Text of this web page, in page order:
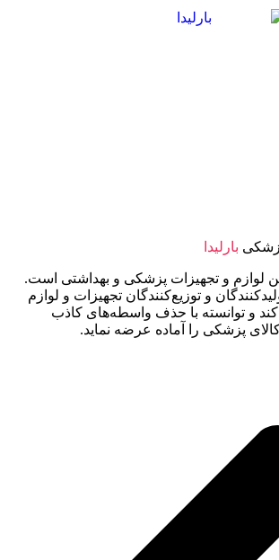
بارلیدا
لوازم و تجهیزات پزشکی و بهداشتی است.
و توزیع‌کنندگان تجهیزات و لوازم
و توانسته با حذف واسطه‌های کاذب
پزشکی را آماده عرضه نماید.